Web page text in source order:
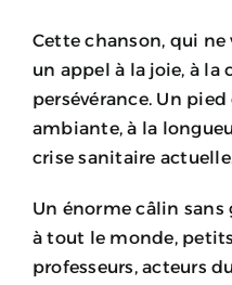
Cette chanson, qui ne
un appel à la joie, à la
persévérance. Un
ambiante, à la
crise sanitaire
Un énorme câlin sans
à tout le monde,
professeurs, acteurs